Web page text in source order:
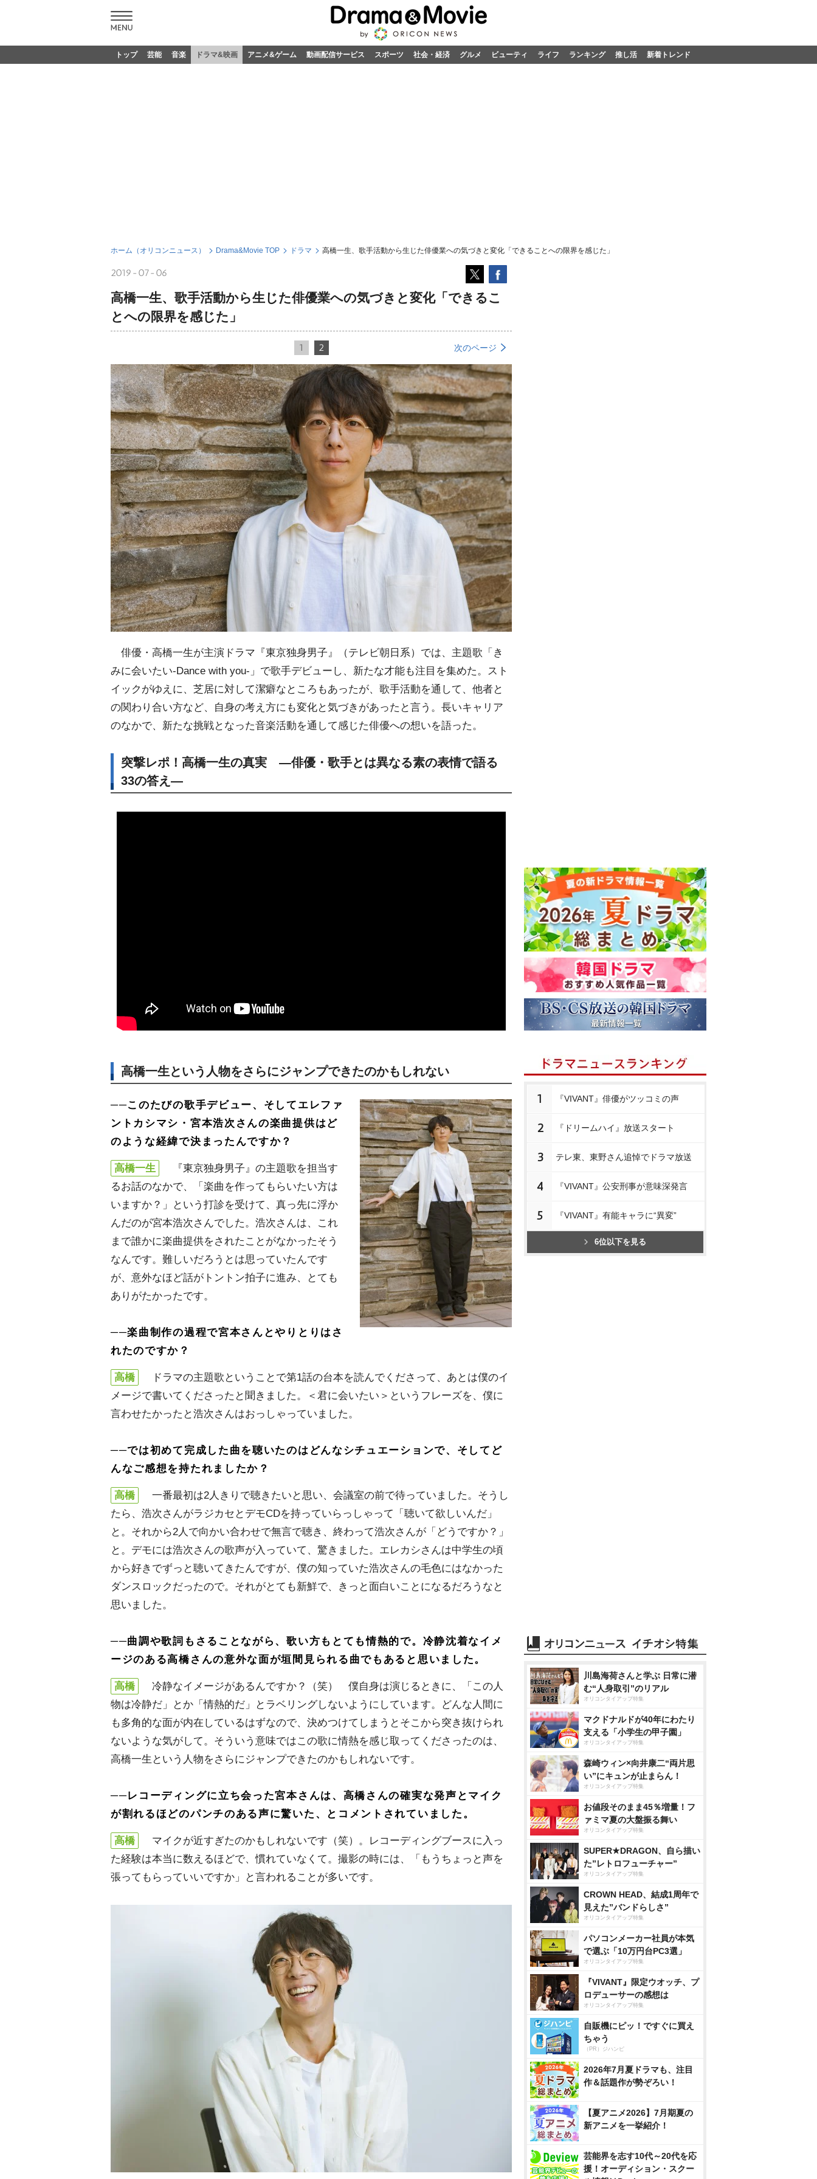
トップ 芸能 音楽 ドラマ&映画 アニメ&ゲーム 動画配信サービス スポーツ 社会・経済 グルメ ビューティ ライフ ランキング 推し活 新着トレンド
ホーム（オリコンニュース） Drama&Movie TOP ドラマ 高橋一生、歌手活動から生じた俳優業への気づきと変化「できることへの限界を感じた」
2019-07-06
高橋一生、歌手活動から生じた俳優業への気づきと変化「できるこ
とへの限界を感じた」
1 2 次のページ
俳優・高橋一生が主演ドラマ『東京独身男子』（テレビ朝日系）では、主題歌「き
みに会いたい-Dance with you-」で歌手デビューし、新たな才能も注目を集めた。スト
イックがゆえに、芝居に対して潔癖なところもあったが、歌手活動を通して、他者と
の関わり合い方など、自身の考え方にも変化と気づきがあったと言う。長いキャリア
のなかで、新たな挑戦となった音楽活動を通して感じた俳優への想いを語った。
突撃レポ！高橋一生の真実 ―俳優・歌手とは異なる素の表情で語る
33の答え―
高橋一生という人物をさらにジャンプできたのかもしれない
──このたびの歌手デビュー、そしてエレファ
ントカシマシ・宮本浩次さんの楽曲提供はど
のような経緯で決まったんですか？
高橋一生
『東京独身男子』の主題歌を担当す
るお話のなかで、「楽曲を作ってもらいたい方は
いますか？」という打診を受けて、真っ先に浮か
んだのが宮本浩次さんでした。浩次さんは、これ
まで誰かに楽曲提供をされたことがなかったそう
なんです。難しいだろうとは思っていたんです
が、意外なほど話がトントン拍子に進み、とても
ありがたかったです。
──楽曲制作の過程で宮本さんとやりとりはさ
れたのですか？
高橋
ドラマの主題歌ということで第1話の台本を読んでくださって、あとは僕のイ
メージで書いてくださったと聞きました。＜君に会いたい＞というフレーズを、僕に
言わせたかったと浩次さんはおっしゃっていました。
──では初めて完成した曲を聴いたのはどんなシチュエーションで、そしてど
んなご感想を持たれましたか？
高橋
一番最初は2人きりで聴きたいと思い、会議室の前で待っていました。そうし
たら、浩次さんがラジカセとデモCDを持っていらっしゃって「聴いて欲しいんだ」
と。それから2人で向かい合わせで無言で聴き、終わって浩次さんが「どうですか？」
と。デモには浩次さんの歌声が入っていて、驚きました。エレカシさんは中学生の頃
から好きでずっと聴いてきたんですが、僕の知っていた浩次さんの毛色にはなかった
ダンスロックだったので。それがとても新鮮で、きっと面白いことになるだろうなと
思いました。
──曲調や歌詞もさることながら、歌い方もとても情熱的で。冷静沈着なイメ
ージのある高橋さんの意外な面が垣間見られる曲でもあると思いました。
高橋
冷静なイメージがあるんですか？（笑） 僕自身は演じるときに、「この人
物は冷静だ」とか「情熱的だ」とラベリングしないようにしています。どんな人間に
も多角的な面が内在しているはずなので、決めつけてしまうとそこから突き抜けられ
ないような気がして。そういう意味ではこの歌に情熱を感じ取ってくださったのは、
高橋一生という人物をさらにジャンプできたのかもしれないです。
──レコーディングに立ち会った宮本さんは、高橋さんの確実な発声とマイク
が割れるほどのパンチのある声に驚いた、とコメントされていました。
高橋
マイクが近すぎたのかもしれないです（笑）。レコーディングブースに入っ
た経験は本当に数えるほどで、慣れていなくて。撮影の時には、「もうちょっと声を
張ってもらっていいですか」と言われることが多いです。
1 『VIVANT』俳優がツッコミの声
2 『ドリームハイ』放送スタート
3 テレ東、東野さん追悼でドラマ放送
4 『VIVANT』公安刑事が意味深発言
5 『VIVANT』有能キャラに“異変”
6位以下を見る
川島海荷さんと学ぶ 日常に潜
む“人身取引”のリアル
オリコンタイアップ特集
マクドナルドが40年にわたり
支える「小学生の甲子園」
オリコンタイアップ特集
森崎ウィン×向井康二“両片思
い”にキュンが止まらん！
オリコンタイアップ特集
お値段そのまま45％増量！フ
ァミマ夏の大盤振る舞い
オリコンタイアップ特集
SUPER★DRAGON、自ら描い
た”レトロフューチャー”
オリコンタイアップ特集
CROWN HEAD、結成1周年で
見えた”バンドらしさ”
オリコンタイアップ特集
パソコンメーカー社員が本気
で選ぶ「10万円台PC3選」
オリコンタイアップ特集
『VIVANT』限定ウオッチ、プ
ロデューサーの感想は
オリコンタイアップ特集
自販機にピッ！ですぐに買え
ちゃう
（PR）ジハンピ
2026年7月夏ドラマも、注目
作＆話題作が勢ぞろい！
【夏アニメ2026】7月期夏の
新アニメを一挙紹介！
芸能界を志す10代～20代を応
援！オーディション・スクー